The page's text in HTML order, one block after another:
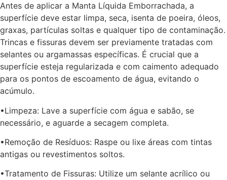
Antes de aplicar a Manta Líquida Emborrachada, a
superfície deve estar limpa, seca, isenta de poeira, óleos,
graxas, partículas soltas e qualquer tipo de contaminação.
Trincas e fissuras devem ser previamente tratadas com
selantes ou argamassas específicas. É crucial que a
superfície esteja regularizada e com caimento adequado
para os pontos de escoamento de água, evitando o
acúmulo.
•Limpeza: Lave a superfície com água e sabão, se
necessário, e aguarde a secagem completa.
•Remoção de Resíduos: Raspe ou lixe áreas com tintas
antigas ou revestimentos soltos.
•Tratamento de Fissuras: Utilize um selante acrílico ou